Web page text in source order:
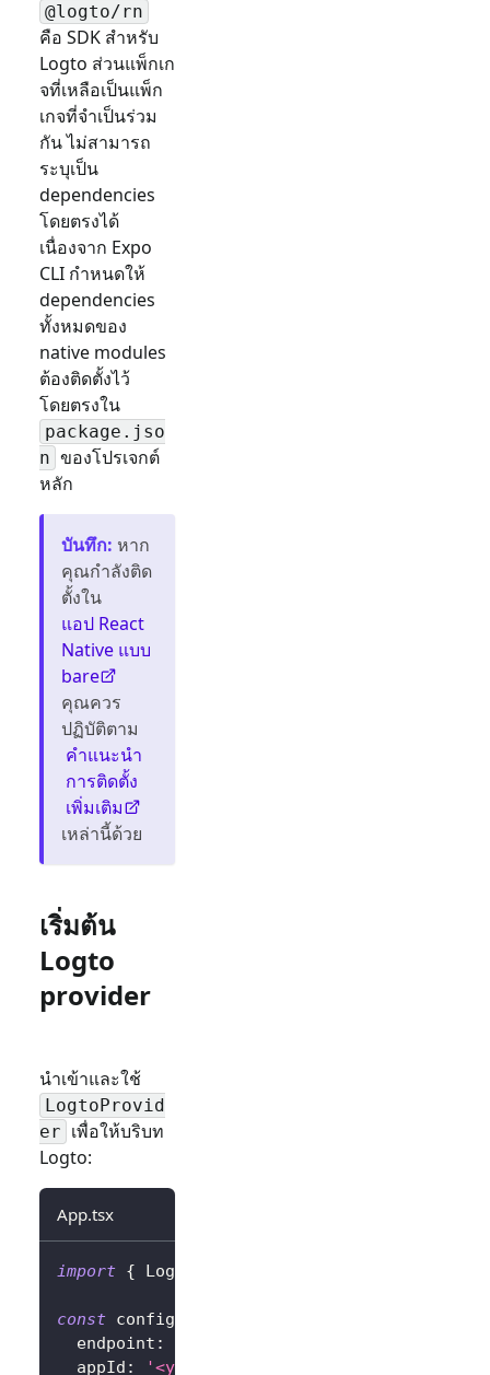
@logto/rn
คือ SDK สำหรับ
Logto ส่วนแพ็กเก
จที่เหลือเป็นแพ็ก
เกจที่จำเป็นร่วม
กัน ไม่สามารถ
ระบุเป็น
dependencies
โดยตรงได้
เนื่องจาก Expo
CLI กำหนดให้
dependencies
ทั้งหมดของ
native modules
ต้องติดตั้งไว้
โดยตรงใน
package.jso
n ของโปรเจกต์
หลัก
บันทึก: หาก
คุณกำลังติด
ตั้งใน
แอป React
Native แบบ
bare
คุณควร
ปฏิบัติตาม
คำแนะนำ
การติดตั้ง
เพิ่มเติม
เหล่านี้ด้วย
เริ่มต้น
Logto
provider
นำเข้าและใช้
LogtoProvid
er เพื่อให้บริบท
Logto:
App.tsx
import { LogtoProvider
const config
  endpoint
:
  appId
: '<your-application-id>'